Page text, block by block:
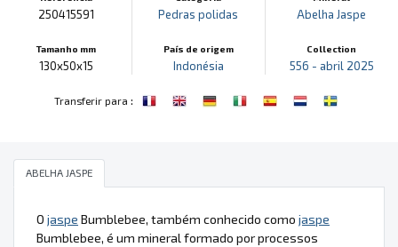
250415591
Tamanho mm
130x50x15
Pedras polidas
País de origem
Indonésia
Abelha Jaspe
Collection
556 - abril 2025
Transferir para :
ABELHA JASPE
O jaspe Bumblebee, também conhecido como jaspe
Bumblebee, é um mineral formado por processos